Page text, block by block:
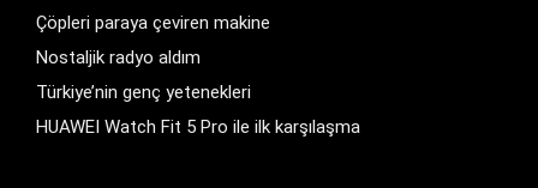
Çöpleri paraya çeviren makine
Nostaljik radyo aldım
Türkiye’nin genç yetenekleri
HUAWEI Watch Fit 5 Pro ile ilk karşılaşma